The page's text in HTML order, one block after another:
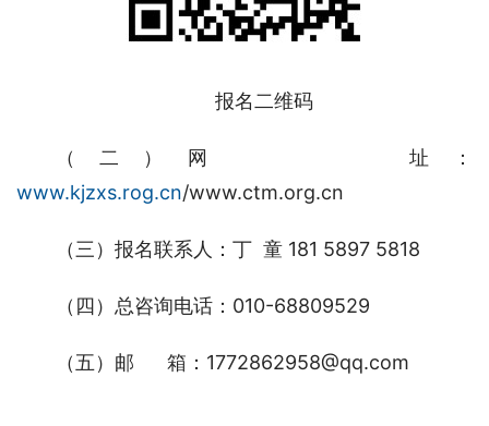
报名二维码
（二）网      址：
www.kjzxs.rog.cn/www.ctm.org.cn
（三）报名联系人：丁  童 181 5897 5818
（四）总咨询电话：010-68809529
（五）邮      箱：1772862958@qq.com